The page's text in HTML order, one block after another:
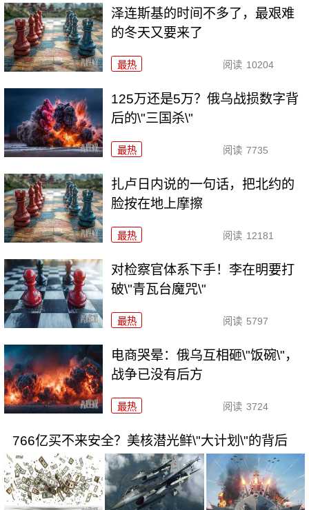
泽连斯基的时间不多了，最艰难
的冬天又要来了
最热 阅读 10204
125万还是5万？俄乌战损数字背
后的\"三国杀\"
最热 阅读 7735
扎卢日内说的一句话，把北约的
脸按在地上摩擦
最热 阅读 12181
对检察官体系下手！李在明要打
破\"青瓦台魔咒\"
最热 阅读 5797
电商哭晕：俄乌互相砸\"饭碗\"，
战争已没有后方
最热 阅读 3724
766亿买不来安全？美核潜光鲜\"大计划\"的背后